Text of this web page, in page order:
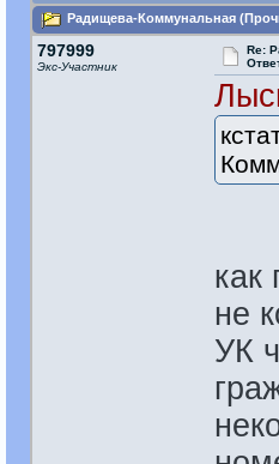
Радищева-Коммунальная
797999
Экс-Участник
Re:
как
не
УК